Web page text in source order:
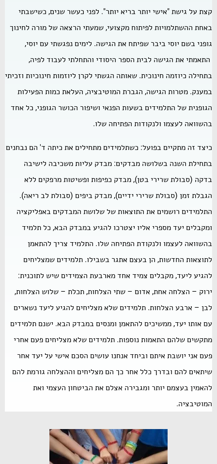
קצת על גישת "אישי יותר בריא יותר". לפני כעשר שנים, כשישבתי
באחת ההשתלמויות לפיתוח מקצועי, שמעתי הרצאה של מורה לחינוך
גופני בשם יוסי ביבר שפיתח את הגישה. לימים נפגשתי עם יוסי,
התאמתי את הגישה לבית הספר היסודי והתחלתי לעבוד לפיה,
בתחילה כיוזמה חינוכית. שאותה הגשתי לקרן ליוזמות חינוכיות וזכיתי
במענק. מטרות הגישה, הגברת המוטיבציה, העלאת כמות הפעילות
הגופנית של התלמידים בשעות הפנאי ושיפור הכושר הגופני, כל אחד
בהשוואה לעצמו ולנקודות הפתיחה שלו.
כיצד זה מתקיים בפועל: כשתלמידים מתחילים את כיתה ד' הם נבחנים
בתחילת השנה בשלושה מבדקים: מבדק עליות משכיבה לישיבה
בדקה (סבולת שרירי בטן), מבדק כפיפות ופשיטות מרפקים ללא
הגבלת זמן (סבולת שרירי ידיים), מבדק ביפים (סבולת לב ריאה).
התלמידים רושמים את התוצאות של שלושת המבדקים באפליקציה
ומקבלים יעד מספרי אליו יצטרכו להגיע במבדק הבא, כל תלמיד
בהשוואה לעצמו ולנקודת הפתיחה שלו. התלמיד צריך להתאמן
לתוצאות החדשות, הן בעצם אתגר בשבילו. תלמידים שמצליחים
להגיע ליעד, מקבלים צמיד אחד מארבעת הצמידים שיש לתוכנית:
ירוק – הצלחה אחת, אדום – שתי הצלחות, תכלת – שלוש הצלחות,
לבן – ארבע הצלחות. תלמידים שלא מצליחים להגיע ליעד נשארים
עם אותו יעד, ממשיכים להתאמן ומנסים במבדק הבא. ישנם תלמידים
מתקשים שלהם התאמות נוספות. תלמידים שלא מצליחים פעם אחרי
פעם אני יושבת איתם וביחד אנחנו עושים הסכם אישי על יעד אחר
שיתאים להם ובדרך כלל אחר כך הם מצליחים וההצלחה גורמת להם
להאמין בעצמם יותר ומגבירה אצלם את הביטחון העצמי ואת
המוטיבציה.